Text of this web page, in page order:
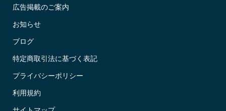
広告掲載のご案内
お知らせ
ブログ
特定商取引法に基づく表記
プライバシーポリシー
利用規約